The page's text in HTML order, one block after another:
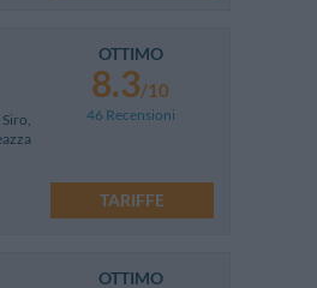
OTTIMO
8.3/10
46 Recensioni
TARIFFE
OTTIMO